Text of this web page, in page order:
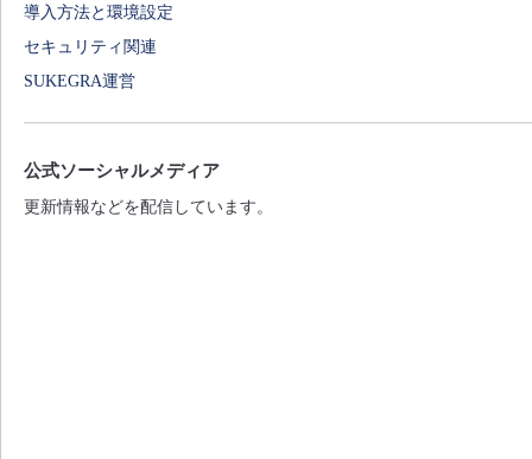
導入方法と環境設定
セキュリティ関連
SUKEGRA運営
公式ソーシャルメディア
更新情報などを配信しています。